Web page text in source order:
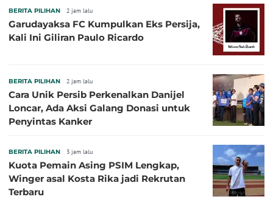
BERITA PILIHAN 2 jam lalu
Garudayaksa FC Kumpulkan Eks Persija,
Kali Ini Giliran Paulo Ricardo
BERITA PILIHAN 2 jam lalu
Cara Unik Persib Perkenalkan Danijel
Loncar, Ada Aksi Galang Donasi untuk
Penyintas Kanker
BERITA PILIHAN 3 jam lalu
Kuota Pemain Asing PSIM Lengkap,
Winger asal Kosta Rika jadi Rekrutan
Terbaru